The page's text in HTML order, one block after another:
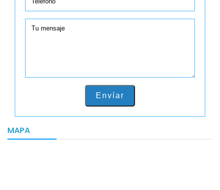
Envíar
MAPA